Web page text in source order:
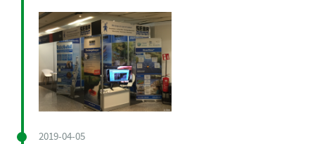
2019-04-05